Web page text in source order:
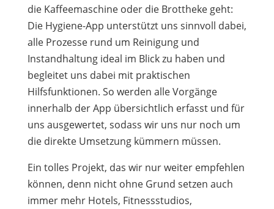
die Kaffeemaschine oder die Brottheke geht:
Die Hygiene-App unterstützt uns sinnvoll dabei,
alle Prozesse rund um Reinigung und
Instandhaltung ideal im Blick zu haben und
begleitet uns dabei mit praktischen
Hilfsfunktionen. So werden alle Vorgänge
innerhalb der App übersichtlich erfasst und für
uns ausgewertet, sodass wir uns nur noch um
die direkte Umsetzung kümmern müssen.
Ein tolles Projekt, das wir nur weiter empfehlen
können, denn nicht ohne Grund setzen auch
immer mehr Hotels, Fitnessstudios,